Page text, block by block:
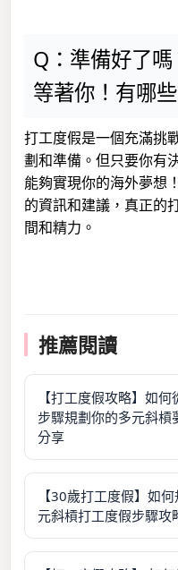
Q：準備好了
等著你！有哪
打工度假是一個充滿挑
劃和準備。但只要你有
能夠實現你的海外夢想
的資訊和建議，真正的
間和精力。
推薦閱讀
【打工度假攻略】如
步驟規劃你的多元斜
分享
【30歲打工度假】如
元斜槓打工度假步驟攻